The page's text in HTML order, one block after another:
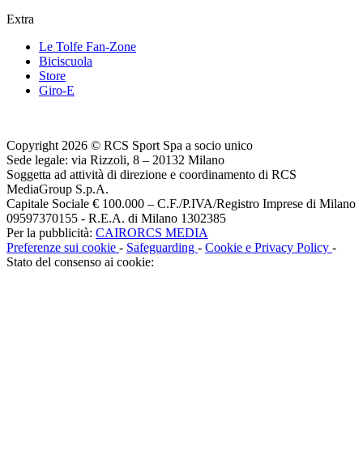
Extra
Le Tolfe Fan-Zone
Biciscuola
Store
Giro-E
Copyright 2026 © RCS Sport Spa a socio unico
Sede legale: via Rizzoli, 8 – 20132 Milano
Soggetta ad attività di direzione e coordinamento di RCS
MediaGroup S.p.A.
Capitale Sociale € 100.000 – C.F./P.IVA/Registro Imprese di Milano
09597370155 - R.E.A. di Milano 1302385
Per la pubblicità: CAIRORCS MEDIA
Preferenze sui cookie - Safeguarding - Cookie e Privacy Policy -
Stato del consenso ai cookie: